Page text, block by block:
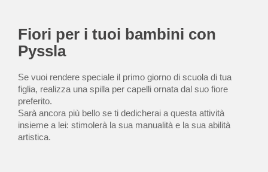
Fiori per i tuoi bambini con
Pyssla
Se vuoi rendere speciale il primo giorno di scuola di tua
figlia, realizza una spilla per capelli ornata dal suo fiore
preferito.
Sarà ancora più bello se ti dedicherai a questa attività
insieme a lei: stimolerà la sua manualità e la sua abilità
artistica.